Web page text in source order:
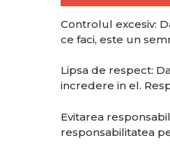
Controlul excesiv:
ce faci, este un
Lipsa de respect:
incredere in el.
Evitarea
responsabilitatea